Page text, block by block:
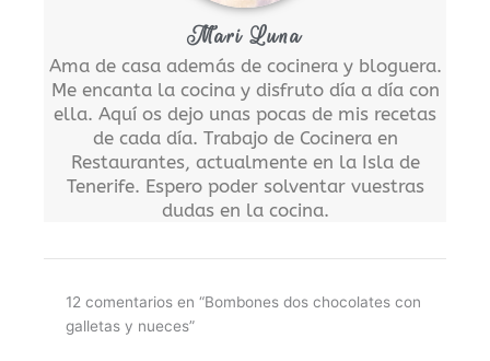
Mari Luna
Ama de casa además de cocinera y bloguera.
Me encanta la cocina y disfruto día a día con
ella. Aquí os dejo unas pocas de mis recetas
de cada día. Trabajo de Cocinera en
Restaurantes, actualmente en la Isla de
Tenerife. Espero poder solventar vuestras
dudas en la cocina.
12 comentarios en “Bombones dos chocolates con
galletas y nueces”